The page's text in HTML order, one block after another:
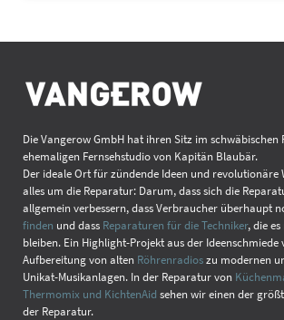
Die Vangerow GmbH hat ihren Sitz im schwäbischen
ehemaligen Fernsehstudio von Kapitän Blaubär.
Der ideale Ort für zündende Ideen und revolutionäre
alles um die Reparatur: Darum, dass sich die
allgemein verbessern, dass Verbraucher überhaupt
finden und dass Reparaturen für die Techniker, die
bleiben. Ein Highlight-Projekt aus der Ideenschmiede
Aufbereitung von alten Röhrenradioszu modernen
Unikat-Musikanlagen. In der Reparatur von
Thermomix und KichtenAid sehen wir einen der
der Reparatur.